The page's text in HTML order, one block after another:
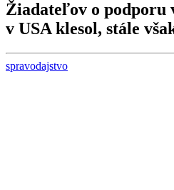
Žiadateľov o podporu
v USA klesol, stále
spravodajstvo